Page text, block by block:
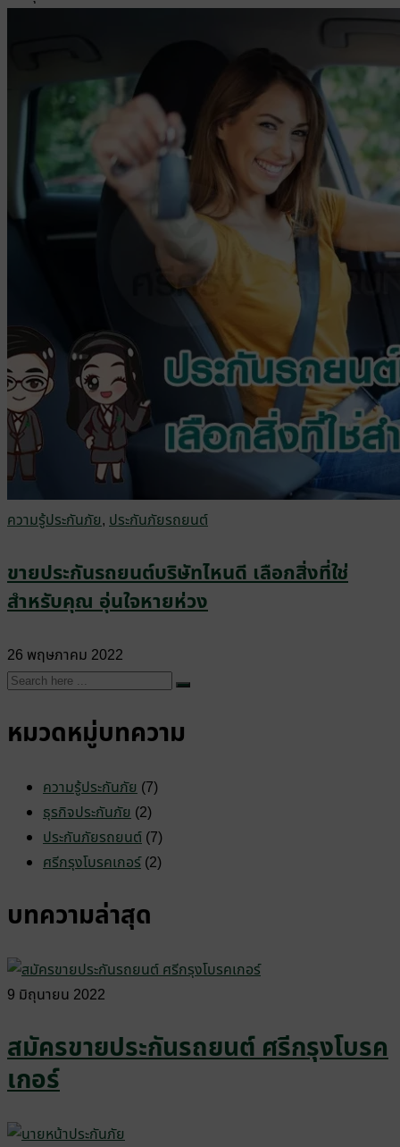
ความรู้ประกันภัย, ประกันภัยรถยนต์
ขายประกันรถยนต์บริษัทไหนดี เลือกสิ่งที่ใช่
สำหรับคุณ อุ่นใจหายห่วง
26 พฤษภาคม 2022
หมวดหมู่บทความ
ความรู้ประกันภัย (7)
ธุรกิจประกันภัย (2)
ประกันภัยรถยนต์ (7)
ศรีกรุงโบรคเกอร์(2)
บทความล่าสุด
9 มิถุนายน 2022
สมัครขายประกันรถยนต์ ศรีกรุงโบรค
เกอร์